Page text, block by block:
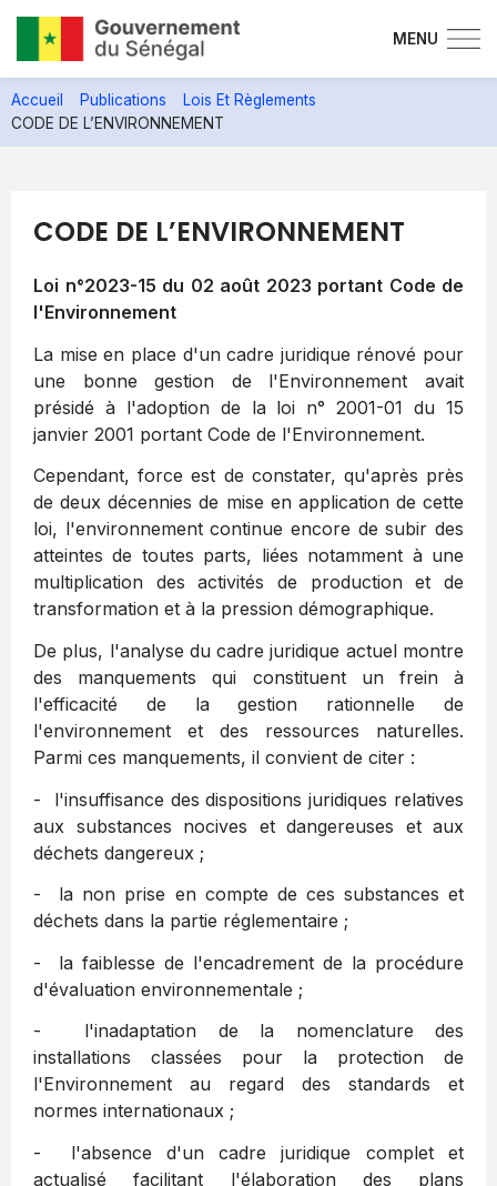
au
contenu
MENU
Accueil Publications
Lois Et Règlements
CODE DE L’ENVIRONNEMENT
CODE DE L’ENVIRONNEMENT
Loi n°2023-15 du 02 août 2023 portant Code de
l'Environnement
La mise en place d'un cadre juridique rénové pour
une bonne gestion de l'Environnement avait
présidé à l'adoption de la loi n° 2001-01 du 15
janvier 2001 portant Code de l'Environnement.
Cependant, force est de constater, qu'après près
de deux décennies de mise en application de cette
loi, l'environnement continue encore de subir des
atteintes de toutes parts, liées notamment à une
multiplication des activités de production et de
transformation et à la pression démographique.
De plus, l'analyse du cadre juridique actuel montre
des manquements qui constituent un frein à
l'efficacité de la gestion rationnelle de
l'environnement et des ressources naturelles.
Parmi ces manquements, il convient de citer :
- l'insuffisance des dispositions juridiques relatives
aux substances nocives et dangereuses et aux
déchets dangereux ;
- la non prise en compte de ces substances et
déchets dans la partie réglementaire ;
- la faiblesse de l'encadrement de la procédure
d'évaluation environnementale ;
- l'inadaptation de la nomenclature des
installations classées pour la protection de
l'Environnement au regard des standards et
normes internationaux ;
- l'absence d'un cadre juridique complet et
actualisé facilitant l'élaboration des plans